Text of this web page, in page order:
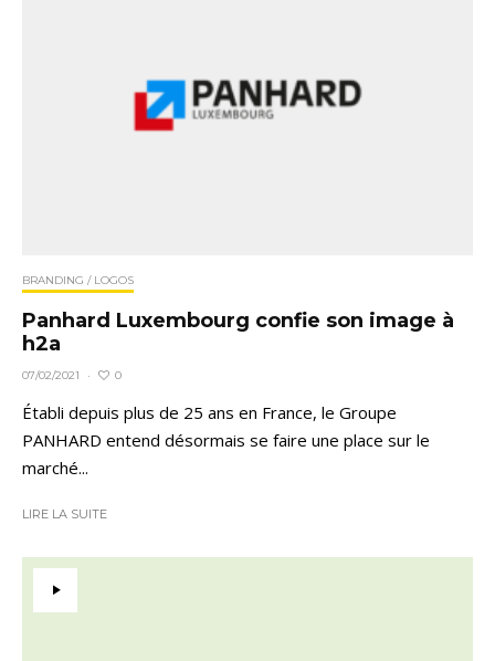
BRANDING / LOGOS
Panhard Luxembourg confie son image à
h2a
07/02/2021 · 0
Établi depuis plus de 25 ans en France, le Groupe
PANHARD entend désormais se faire une place sur le
marché...
LIRE LA SUITE